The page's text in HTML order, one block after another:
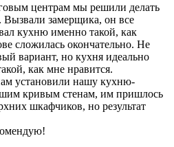
центрам мы решили делать
Вызвали замерщика, он все
кухню именно такой, как
сложилась окончательно. Не
вариант, но кухня идеально
как мне нравится.
установили нашу кухню-
кривым стенам, им пришлось
шкафчиков, но результат